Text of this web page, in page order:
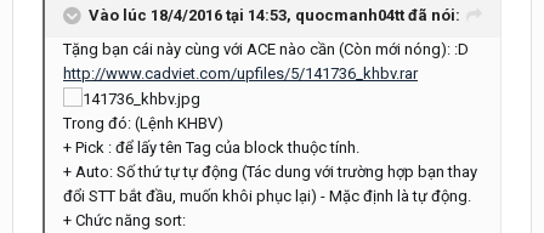
Vào lúc 18/4/2016 tại 14:53, quocmanh04tt đã nói:
Tặng bạn cái này cùng với ACE nào cần (Còn mới nóng): :D
http://www.cadviet.com/upfiles/5/141736_khbv.rar
Trong đó: (Lệnh KHBV)
+ Pick : để lấy tên Tag của block thuộc tính.
+ Auto: Số thứ tự tự động (Tác dung với trường hợp bạn thay
đổi STT bắt đầu, muốn khôi phục lại) - Mặc định là tự động.
+ Chức năng sort: